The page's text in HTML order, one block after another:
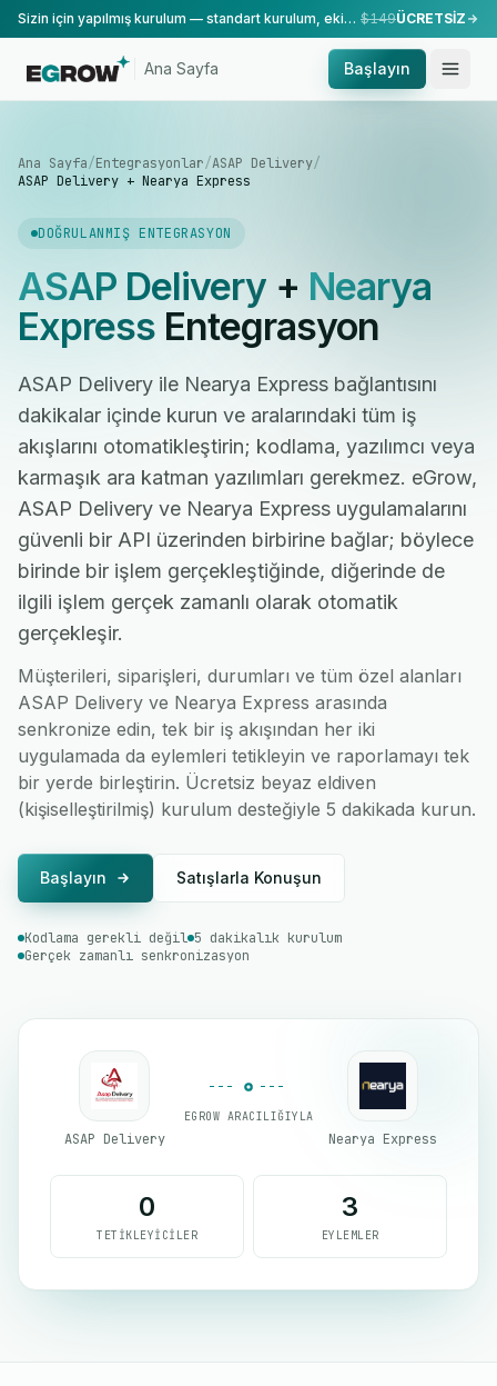
Sizin için yapılmış kurulum — standart kurulum, ekibimiz tarafından yapılır. $149ÜCRETSİZ
Ana Sayfa Başlayın
Ana Sayfa/Entegrasyonlar/ASAP Delivery/
ASAP Delivery + Nearya Express
DOĞRULANMIŞ ENTEGRASYON
ASAP Delivery+ Nearya
ExpressEntegrasyon
ASAP Delivery ile Nearya Express bağlantısını
dakikalar içinde kurun ve aralarındaki tüm iş
akışlarını otomatikleştirin; kodlama, yazılımcı veya
karmaşık ara katman yazılımları gerekmez. eGrow,
ASAP Delivery ve Nearya Express uygulamalarını
güvenli bir API üzerinden birbirine bağlar; böylece
birinde bir işlem gerçekleştiğinde, diğerinde de
ilgili işlem gerçek zamanlı olarak otomatik
gerçekleşir.
Müşterileri, siparişleri, durumları ve tüm özel alanları
ASAP Delivery ve Nearya Express arasında
senkronize edin, tek bir iş akışından her iki
uygulamada da eylemleri tetikleyin ve raporlamayı tek
bir yerde birleştirin. Ücretsiz beyaz eldiven
(kişiselleştirilmiş) kurulum desteğiyle 5 dakikada kurun.
Başlayın Satışlarla Konuşun
Kodlama gerekli değil 5 dakikalık kurulum
Gerçek zamanlı senkronizasyon
ASAP Delivery
EGROW ARACILIĞIYLA
Nearya Express
0
TETIKLEYICILER
3
EYLEMLER